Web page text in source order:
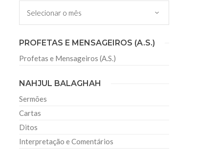
Arquivos
PROFETAS E MENSAGEIROS (A.S.)
Profetas e Mensageiros (A.S.)
NAHJUL BALAGHAH
Sermões
Cartas
Ditos
Interpretação e Comentários